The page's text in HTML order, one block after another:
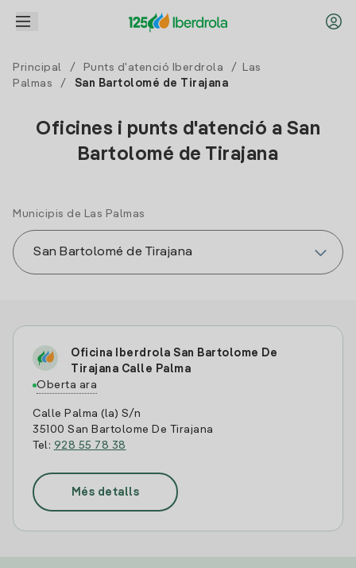
Principal / Punts d'atenció Iberdrola /
Las
Palmas
/ San Bartolomé de Tirajana
Oficines i punts d'atenció a San
Bartolomé de Tirajana
Municipis de Las Palmas
Oficina Iberdrola San Bartolome De
Tirajana Calle Palma
Oberta ara
Calle Palma (la) S/n
35100 San Bartolome De Tirajana
Tel: 928 55 78 38
Més detalls